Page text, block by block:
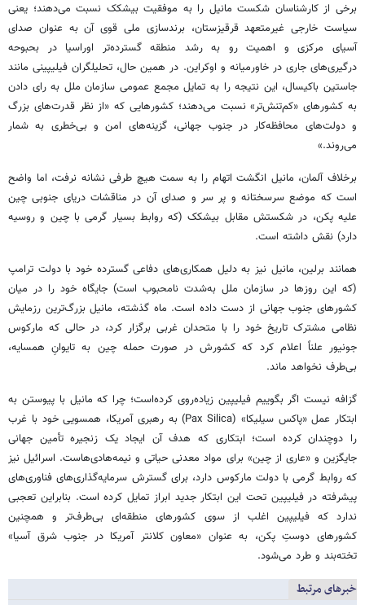
برخی از کارشناسان شکست مانیل را به موفقیت بیشکک نسبت می‌دهند؛ یعنی
سیاست خارجی غیرمتعهد قرقیزستان، برندسازی ملی قوی آن به عنوان صدای
آسیای مرکزی و اهمیت رو به رشد منطقه گسترده‌تر اوراسیا در بحبوحه
درگیری‌های جاری در خاورمیانه و اوکراین. در همین حال، تحلیلگران فیلیپینی مانند
جاستین باکیسال، این نتیجه را به تمایل مجمع عمومی سازمان ملل به رای دادن
به کشورهای «کم‌تنش‌تر» نسبت می‌دهند؛ کشورهایی که «از نظر قدرت‌های بزرگ
و دولت‌های محافظه‌کار در جنوب جهانی، گزینه‌های امن و بی‌خطری به شمار
می‌روند.»
برخلاف آلمان، مانیل انگشت اتهام را به سمت هیچ طرفی نشانه نرفت، اما واضح
است که موضع سرسختانه و پر سر و صدای آن در مناقشات دریای جنوبی چین
علیه پکن، در شکستش مقابل بیشکک (که روابط بسیار گرمی با چین و روسیه
دارد) نقش داشته است.
همانند برلین، مانیل نیز به دلیل همکاری‌های دفاعی گسترده خود با دولت ترامپ
(که این روزها در سازمان ملل به‌شدت نامحبوب است) جایگاه خود را در میان
کشورهای جنوب جهانی از دست داده است. ماه گذشته، مانیل بزرگ‌ترین رزمایش
نظامی مشترک تاریخ خود را با متحدان غربی برگزار کرد، در حالی که مارکوس
جونیور علناً اعلام کرد که کشورش در صورت حمله چین به تایوانِ همسایه،
بی‌طرف نخواهد ماند.
گزافه نیست اگر بگوییم فیلیپین زیاده‌روی کرده‌است؛ چرا که مانیل با پیوستن به
ابتکار عمل «پاکس سیلیکا» (Pax Silica) به رهبری آمریکا، همسویی خود با غرب
را دوچندان کرده است؛ ابتکاری که هدف آن ایجاد یک زنجیره تأمین جهانی
جایگزین و «عاری از چین» برای مواد معدنی حیاتی و نیمه‌هادی‌هاست. اسرائیل نیز
که روابط گرمی با دولت مارکوس دارد، برای گسترش سرمایه‌گذاری‌های فناوری‌های
پیشرفته در فیلیپین تحت این ابتکار جدید ابراز تمایل کرده است. بنابراین تعجبی
ندارد که فیلیپین اغلب از سوی کشورهای منطقه‌ای بی‌طرف‌تر و همچنین
کشورهای دوستِ پکن، به عنوان «معاون کلانتر آمریکا در جنوب شرق آسیا»
تخته‌بند و طرد می‌شود.
خبرهای مرتبط